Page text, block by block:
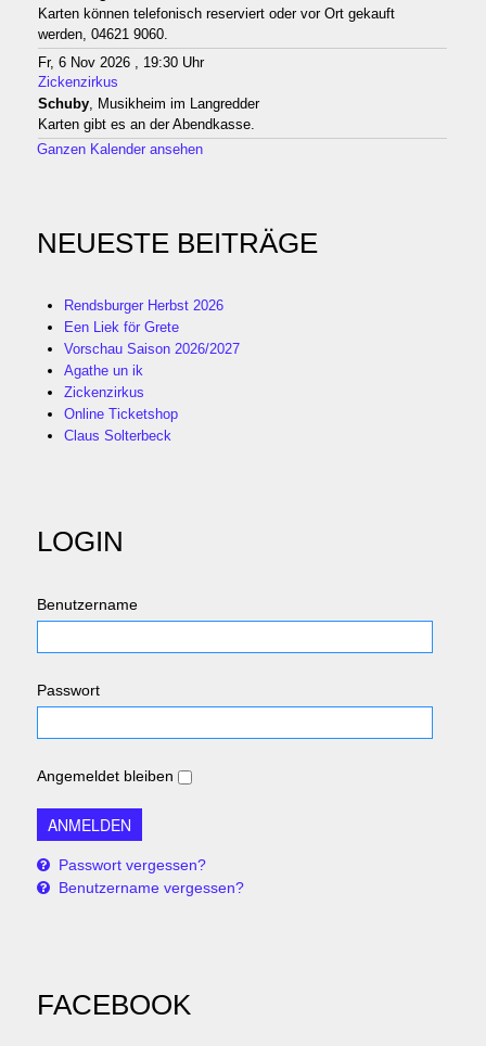
Karten können telefonisch reserviert oder vor Ort gekauft
werden, 04621 9060.
Fr, 6 Nov 2026 , 19:30 Uhr
Zickenzirkus
Schuby, Musikheim im Langredder
Karten gibt es an der Abendkasse.
Ganzen Kalender ansehen
NEUESTE BEITRÄGE
Rendsburger Herbst 2026
Een Liek för Grete
Vorschau Saison 2026/2027
Agathe un ik
Zickenzirkus
Online Ticketshop
Claus Solterbeck
LOGIN
Benutzername
Passwort
Angemeldet bleiben
Passwort vergessen?
Benutzername vergessen?
FACEBOOK